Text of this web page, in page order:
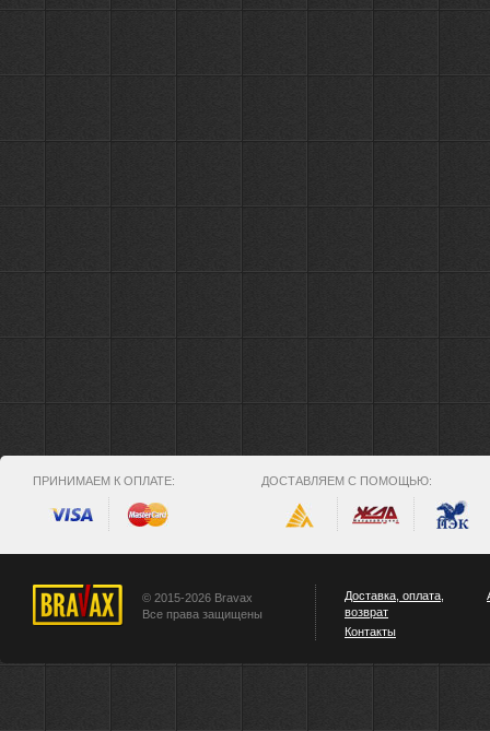
ПРИНИМАЕМ К ОПЛАТЕ: ДОСТАВЛЯЕМ С ПОМОЩЬЮ:
© 2015-2026 Bravax
Все права защищены
Доставка, оплата,
возврат
Контакты